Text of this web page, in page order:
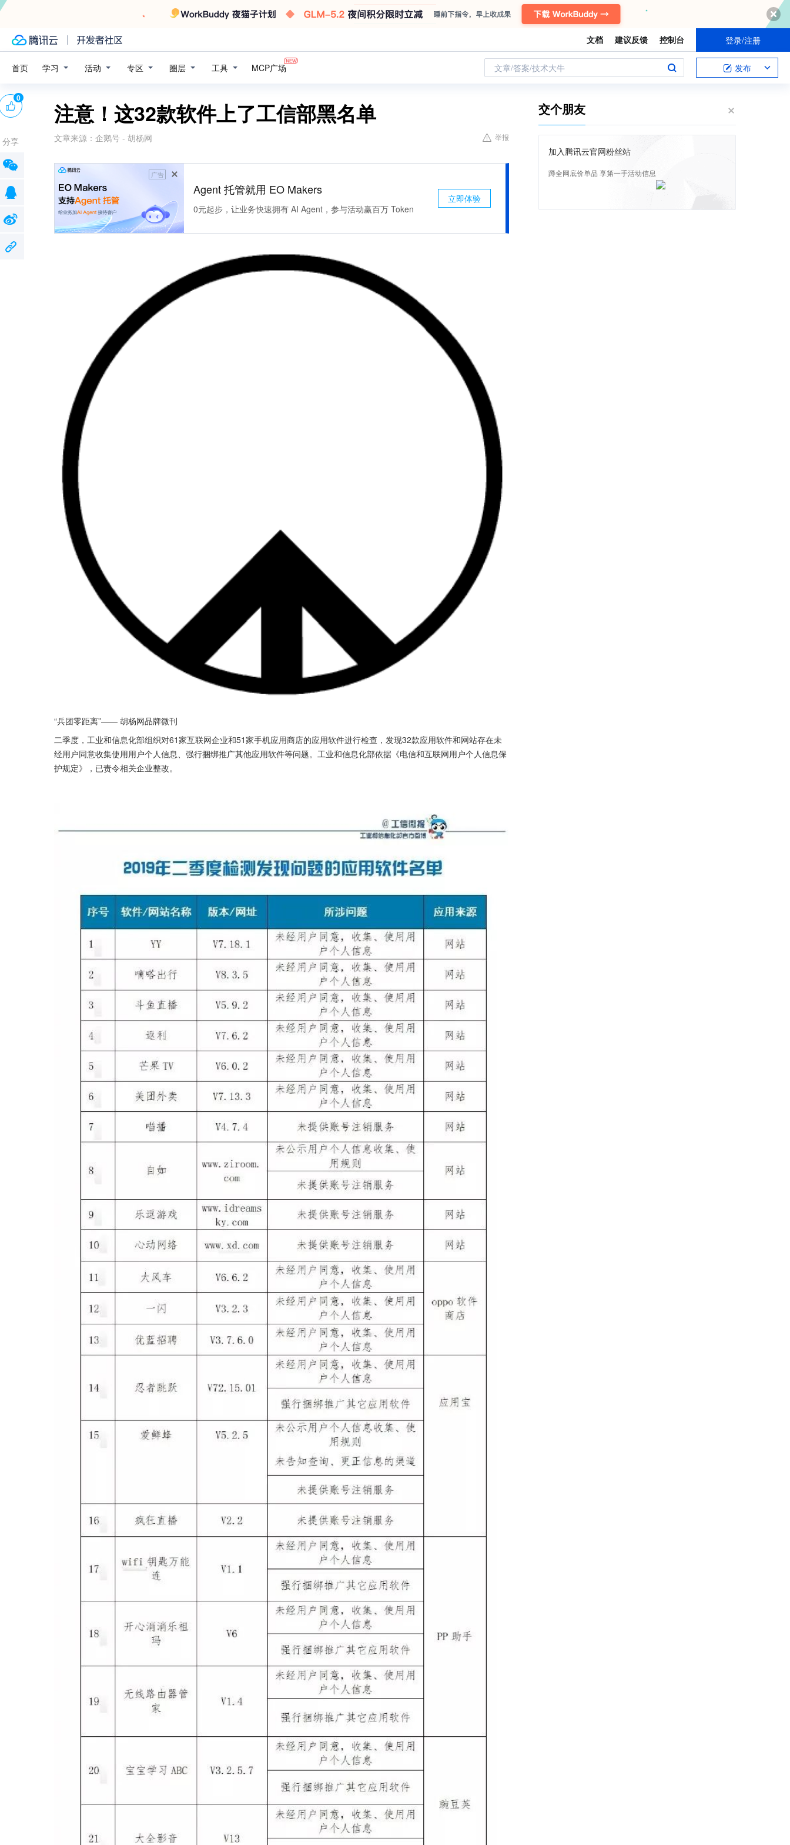
文档 建议反馈 控制台 登录/注册
首页 学习 活动 专区 圈层 工具 MCP广场 文章/答案/技术大牛 发布
注意！这32款软件上了工信部黑名单
文章来源： 企鹅号 - 胡杨网 举报
广告
Agent 托管就用 EO Makers
0元起步，让业务快速拥有 AI Agent，参与活动赢百万 Token
立即体验
“兵团零距离”—— 胡杨网品牌微刊
二季度，工业和信息化部组织对61家互联网企业和51家手机应用商店的应用软件进行检查，发现32款应用软件和网站存在未
经用户同意收集使用用户个人信息、强行捆绑推广其他应用软件等问题。工业和信息化部依据《电信和互联网用户个人信息保
护规定》，已责令相关企业整改。
0
分享
交个朋友
加入腾讯云官网粉丝站
蹲全网底价单品 享第一手活动信息